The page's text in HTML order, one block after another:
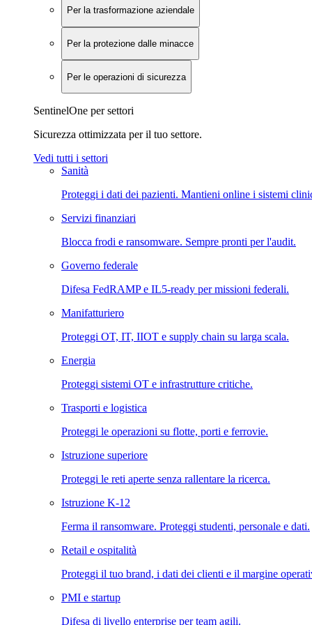
Per la trasformazione aziendale
Per la protezione dalle minacce
Per le operazioni di sicurezza
SentinelOne per settori
Sicurezza ottimizzata per il tuo settore.
Vedi tutti i settori
Sanità
Proteggi i dati dei pazienti. Mantieni online i sistemi
Servizi finanziari
Blocca frodi e ransomware. Sempre pronti per l'audit.
Governo federale
Difesa FedRAMP e IL5-ready per missioni federali.
Manifatturiero
Proteggi OT, IT, IIOT e supply chain su larga scala.
Energia
Proteggi sistemi OT e infrastrutture critiche.
Trasporti e logistica
Proteggi le operazioni su flotte, porti e ferrovie.
Istruzione superiore
Proteggi le reti aperte senza rallentare la ricerca.
Istruzione K-12
Ferma il ransomware. Proteggi studenti, personale e dati.
Retail e ospitalità
Proteggi il tuo brand, i dati dei clienti e il margine
PMI e startup
Difesa di livello enterprise per team agili.